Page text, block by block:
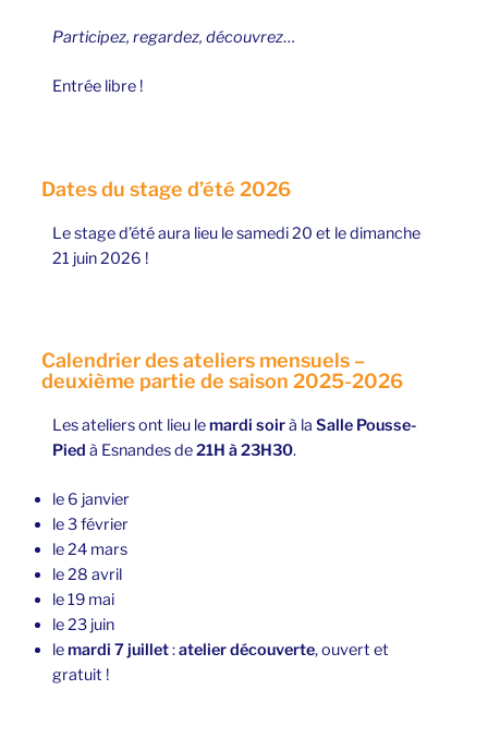
Participez, regardez, découvrez…
Entrée libre !
Dates du stage d’été 2026
Le stage d’été aura lieu le samedi 20 et le dimanche
21 juin 2026 !
Calendrier des ateliers mensuels –
deuxième partie de saison 2025-2026
Les ateliers ont lieu le mardi soirà la Salle Pousse-
Pied à Esnandes de21H à 23H30.
le 6 janvier
le 3 février
le 24 mars
le 28 avril
le 19 mai
le 23 juin
le mardi 7 juillet:atelier découverte, ouvert et
gratuit !